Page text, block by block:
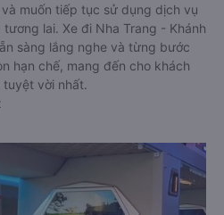
muốn tiếp tục sử dụng dịch vụ
lai. Xe đi Nha Trang - Khánh
sàng lắng nghe và từng bước
hạn chế, mang đến cho khách
vời nhất.